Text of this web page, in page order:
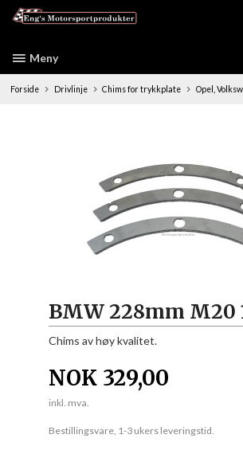
Meny
Forside Drivlinje Chims for trykkplate Opel,
BMW 228mm M20
Chims av høy kvalitet.
NOK 329,00
inkl. mva.
Bestillingsvare, 1-3 ukers leveringstid.